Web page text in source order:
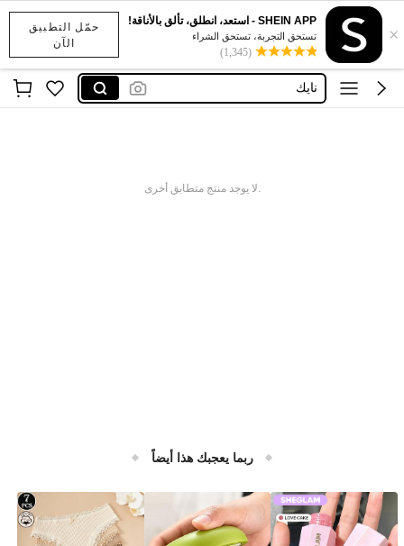
حمّل التطبيق
الآن
×
SHEIN APP - استعد، انطلق، تألق بالأناقة!
تستحق التجربة، تستحق الشراء
(1,345)
x sports
addidass
نايك
.لا يوجد منتج متطابق أخرى
ربما يعجبك هذا أيضاً